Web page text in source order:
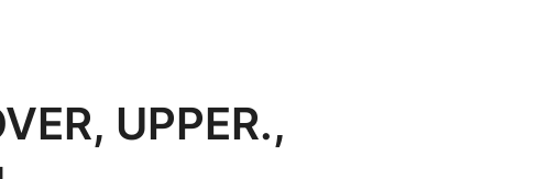
UPPER.,